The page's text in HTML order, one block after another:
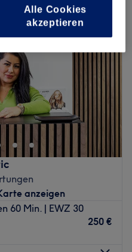
anzeigen
60 Min. | EWZ 30
250 €
Alle Cookies
akzeptieren